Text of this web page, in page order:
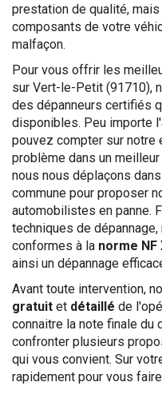
prestation de qualité,
composants de votre
malfaçon.
Pour vous offrir les
sur Vert-le-Petit (91710),
des dépanneurs certifiés
disponibles. Peu importe
pouvez compter sur notre
problème dans un
nous nous déplaçons
commune pour proposer
automobilistes en panne.
techniques de
conformes à la norme NF
ainsi un dépannage
Avant toute intervention,
gratuit et détaillé de
connaitre la note finale du
confronter plusieurs
qui vous convient. Sur
rapidement pour vous